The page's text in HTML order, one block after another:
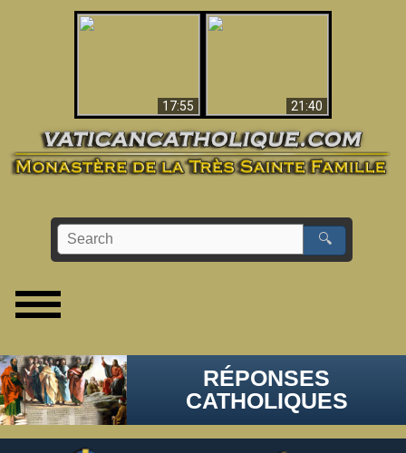
17:55
21:40
🔍
RÉPONSES
CATHOLIQUES